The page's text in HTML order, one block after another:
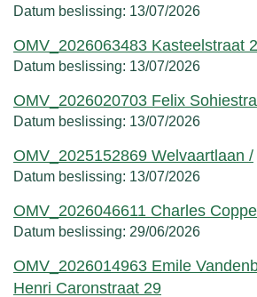
Datum beslissing: 13/07/2026
OMV_2026063483 Kasteelstraat
Datum beslissing: 13/07/2026
OMV_2026020703 Felix
Datum beslissing: 13/07/2026
OMV_2025152869 Welvaartlaan /
Datum beslissing: 13/07/2026
OMV_2026046611 Charles
Datum beslissing: 29/06/2026
OMV_2026014963 Emile
Henri Caronstraat 29